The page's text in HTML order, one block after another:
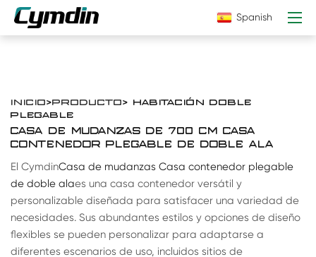
Spanish
INICIO>PRODUCTO> HABITACIÓN DOBLE
PLEGABLE
CASA DE MUDANZAS DE 700 CM CASA
CONTENEDOR PLEGABLE DE DOBLE ALA
El CymdinCasa de mudanzas Casa contenedor plegable
de doble alaes una casa contenedor versátil y
personalizable diseñada para satisfacer una variedad de
necesidades. Sus abundantes estilos y opciones de diseño
flexibles se pueden personalizar para adaptarse a
diferentes escenarios de uso, incluidos sitios de